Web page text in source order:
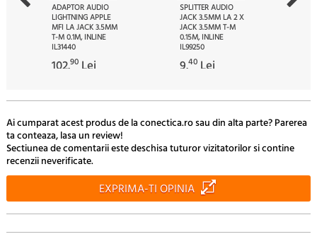
ADAPTOR AUDIO
LIGHTNING APPLE
MFI LA JACK 3.5MM
T-M 0.1M, INLINE
IL31440
102.90 Lei
SPLITTER AUDIO
JACK 3.5MM LA 2 X
JACK 3.5MM T-M
0.15M, INLINE
IL99250
9.40 Lei
Ai cumparat acest produs de la conectica.ro sau din alta parte? Parerea
ta conteaza, lasa un review!
Sectiunea de comentarii este deschisa tuturor vizitatorilor si contine
recenzii neverificate.
EXPRIMA-TI OPINIA